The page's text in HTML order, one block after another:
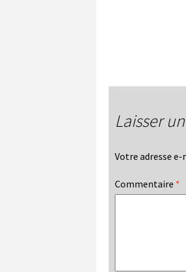
Laisser
Votre adresse e-
Commentaire *